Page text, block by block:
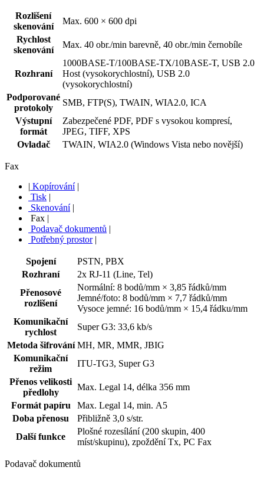
Rozlišení
skenování
Max. 600 × 600 dpi
Rychlost
skenování
Max. 40 obr./min barevně, 40 obr./min černobíle
Rozhraní
1000BASE-T/100BASE-TX/10BASE-T, USB 2.0
Host (vysokorychlostní), USB 2.0
(vysokorychlostní)
Podporované
protokoly
SMB, FTP(S), TWAIN, WIA2.0, ICA
Výstupní
formát
Zabezpečené PDF, PDF s vysokou kompresí,
JPEG, TIFF, XPS
Ovladač
TWAIN, WIA2.0 (Windows Vista nebo novější)
Fax
| Kopírování|
Tisk |
Skenování|
Fax |
Podavač dokumentů |
Potřebný prostor|
Spojení
PSTN, PBX
Rozhraní
2x RJ-11 (Line, Tel)
Přenosové
rozlišení
Normální: 8 bodů/mm × 3,85 řádků/mm
Jemné/foto: 8 bodů/mm × 7,7 řádků/mm
Vysoce jemné: 16 bodů/mm × 15,4 řádku/mm
Komunikační
rychlost
Super G3: 33,6 kb/s
Metoda šifrování MH, MR, MMR, JBIG
Komunikační
režim
ITU-TG3, Super G3
Přenos velikosti
předlohy
Max. Legal 14, délka 356 mm
Formát papíru
Max. Legal 14, min. A5
Doba přenosu
Přibližně 3,0 s/str.
Další funkce
Plošné rozesílání (200 skupin, 400
míst/skupinu), zpoždění Tx, PC Fax
Podavač dokumentů